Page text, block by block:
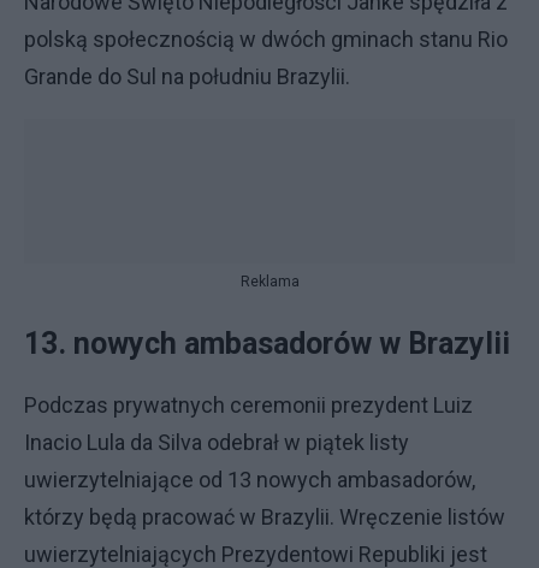
polską społecznością w dwóch gminach stanu Rio
Grande do Sul na południu Brazylii.
Reklama
13. nowych ambasadorów w Brazylii
Podczas prywatnych ceremonii prezydent Luiz
Inacio Lula da Silva odebrał w piątek listy
uwierzytelniające od 13 nowych ambasadorów,
którzy będą pracować w Brazylii. Wręczenie listów
uwierzytelniających Prezydentowi Republiki jest